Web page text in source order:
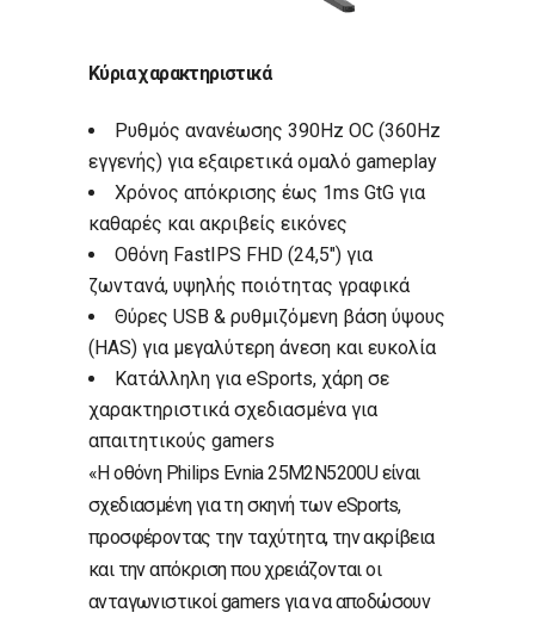
Κύρια χαρακτηριστικά
Ρυθμός ανανέωσης 390Hz OC (360Hz
εγγενής) για εξαιρετικά ομαλό gameplay
Χρόνος απόκρισης έως 1ms GtG για
καθαρές και ακριβείς εικόνες
Οθόνη FastIPS FHD (24,5″) για
ζωντανά, υψηλής ποιότητας γραφικά
Θύρες USB & ρυθμιζόμενη βάση ύψους
(HAS) για μεγαλύτερη άνεση και ευκολία
Κατάλληλη για eSports, χάρη σε
χαρακτηριστικά σχεδιασμένα για
απαιτητικούς gamers
«Η οθόνη Philips Evnia 25M2N5200U είναι
σχεδιασμένη για τη σκηνή των eSports,
προσφέροντας την ταχύτητα, την ακρίβεια
και την απόκριση που χρειάζονται οι
ανταγωνιστικοί gamers για να αποδώσουν